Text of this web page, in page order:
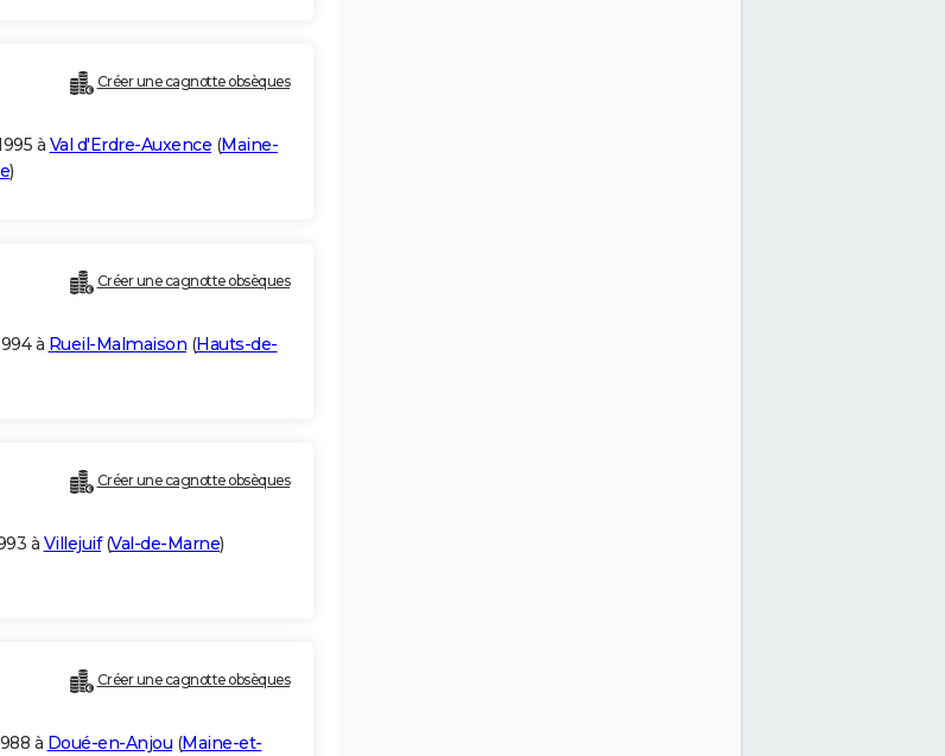
Créer une cagnotte obsèques
à Val d'Erdre-Auxence (Maine-
)
Créer une cagnotte obsèques
à Rueil-Malmaison (Hauts-de-
Créer une cagnotte obsèques
à Villejuif(Val-de-Marne)
Créer une cagnotte obsèques
à Doué-en-Anjou (Maine-et-